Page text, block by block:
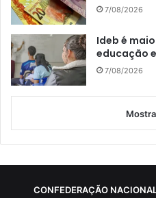
7/08/2026
Ideb é
educação
7/08/2026
CONFEDERAÇÃO